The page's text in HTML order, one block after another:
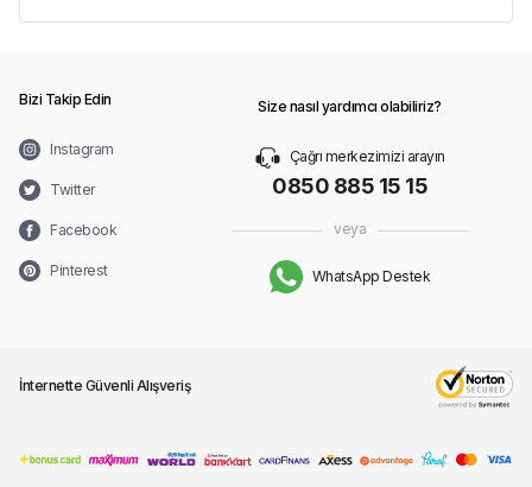
Bizi Takip Edin
Instagram
Twitter
Facebook
Pinterest
Size nasıl yardımcı olabiliriz?
Çağrı merkezimizi arayın
0850 885 15 15
veya
WhatsApp Destek
İnternette Güvenli Alışveriş